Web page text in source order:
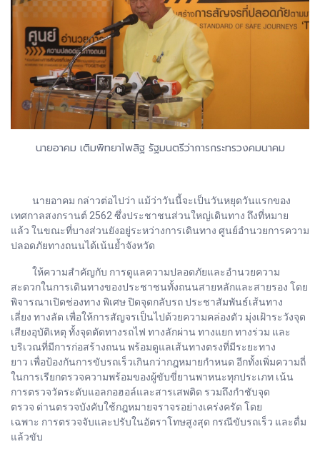
นายอาคม เติมพิทยาไพสิฐ รัฐมนตรีว่าการกระทรวงคมนาคม
นายอาคม กล่าวต่อไปว่า แม้ว่าวันนี้จะเป็นวันหยุดวันแรกของ
เทศกาลสงกรานต์ 2562 ซึ่งประชาชนส่วนใหญ่เดินทาง ถึงที่หมาย
แล้ว ในขณะที่บางส่วนยังอยู่ระหว่างการเดินทาง ศูนย์อํานวยการความ
ปลอดภัยทางถนนได้เน้นย้ำจังหวัด
ให้ความสําคัญกับ การดูแลความปลอดภัยและอํานวยความ
สะดวกในการเดินทางของประชาชนทั้งถนนสายหลักและสายรอง โดย
พิจารณาเปิดช่องทาง พิเศษ ปิดจุดกลับรถ ประชาสัมพันธ์เส้นทาง
เลี่ยง ทางลัด เพื่อให้การสัญจรเป็นไปด้วยความคล่องตัว มุ่งเฝ้าระวังจุด
เสียงอุบัติเหตุ ทั้งจุดตัดทางรถไฟ ทางลักผ่าน ทางแยก ทางร่วม และ
บริเวณที่มีการก่อสร้างถนน พร้อมดูแลเส้นทางตรงที่มีระยะทาง
ยาว เพื่อป้องกันการขับรถเร็วเกินกว่ากฎหมายกําหนด อีกทั้งเพิ่มความถี่
ในการเรียกตรวจความพร้อมของผู้ขับขี่ยานพาหนะทุกประเภท เน้น
การตรวจวัดระดับแอลกอฮอล์และสารเสพติด รวมถึงกําชับจุด
ตรวจ ด่านตรวจบังคับใช้กฎหมายจราจรอย่างเคร่งครัด โดย
เฉพาะ การตรวจจับและปรับในอัตราโทษสูงสุด กรณีขับรถเร็ว และดื่ม
แล้วขับ